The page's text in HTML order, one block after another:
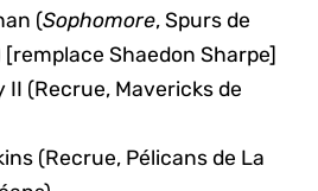
(Sophomore, Spurs de
Shaedon Sharpe]
II (Recrue, Mavericks de
(Recrue, Pélicans de La